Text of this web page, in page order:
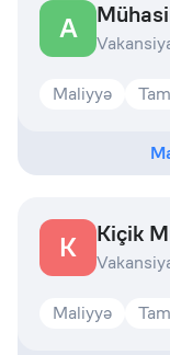
A
Maliyyə
K Kiçik
Maliyyə